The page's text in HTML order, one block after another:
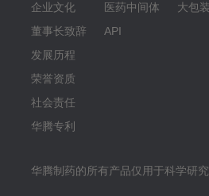
企业文化
董事长致辞
发展历程
荣誉资质
社会责任
华腾专利
医药中间体
API
大包
华腾制药的所有产品仅用于科学研